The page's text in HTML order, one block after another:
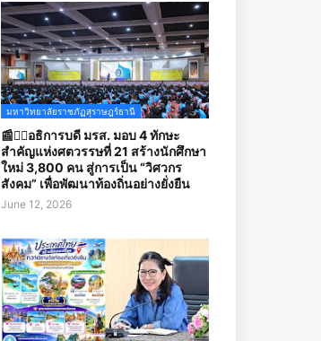
มหาวิทยาลัยราชภัฏสุราษฎร์ธานี
📰✍🏻อธิการบดี มรส. มอบ 4 ทักษะ
สำคัญแห่งศตวรรษที่ 21 สร้างนักศึกษา
ใหม่ 3,800 คน สู่การเป็น “วิศวกร
สังคม” เพื่อพัฒนาท้องถิ่นอย่างยั่งยืน
June 12, 2026